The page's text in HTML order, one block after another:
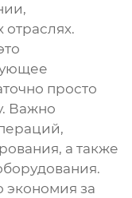
просто
Важно
а также
экономия за